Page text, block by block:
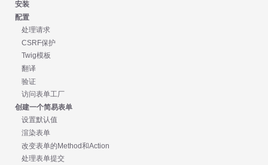
安装
配置
处理请求
CSRF保护
Twig模板
翻译
验证
访问表单工厂
创建一个简易表单
设置默认值
渲染表单
改变表单的Method和Action
处理表单提交